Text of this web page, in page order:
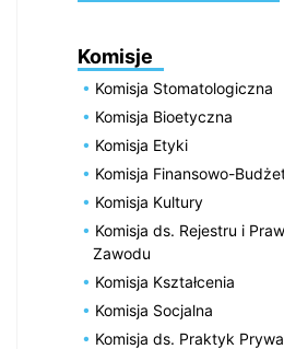
Komisje
Komisja Stomatologiczna
Komisja Bioetyczna
Komisja Etyki
Komisja Finansowo-
Komisja Kultury
Komisja ds. Rejestru i
Zawodu
Komisja Kształcenia
Komisja Socjalna
Komisja ds. Praktyk